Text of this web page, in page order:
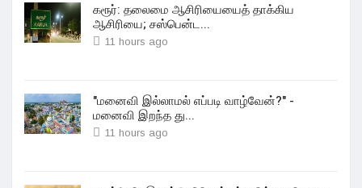
கரூர்: தலைமை ஆசிரியையைத் தாக்கிய
ஆசிரியை; சஸ்பென்ட...
11 hours ago
"மனைவி இல்லாமல் எப்படி வாழ்வேன்?" -
மனைவி இறந்த து...
11 hours ago